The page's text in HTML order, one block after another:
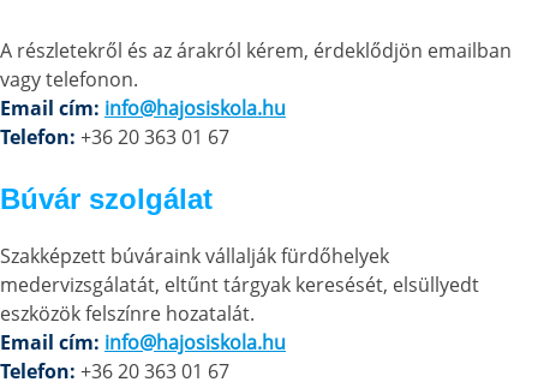
A részletekről és az árakról kérem, érdeklődjön emailban
vagy telefonon.
Email cím: info@hajosiskola.hu
Telefon: +36 20 363 01 67
Búvár szolgálat
Szakképzett búváraink vállalják fürdőhelyek
medervizsgálatát, eltűnt tárgyak keresését, elsüllyedt
eszközök felszínre hozatalát.
Email cím: info@hajosiskola.hu
Telefon: +36 20 363 01 67